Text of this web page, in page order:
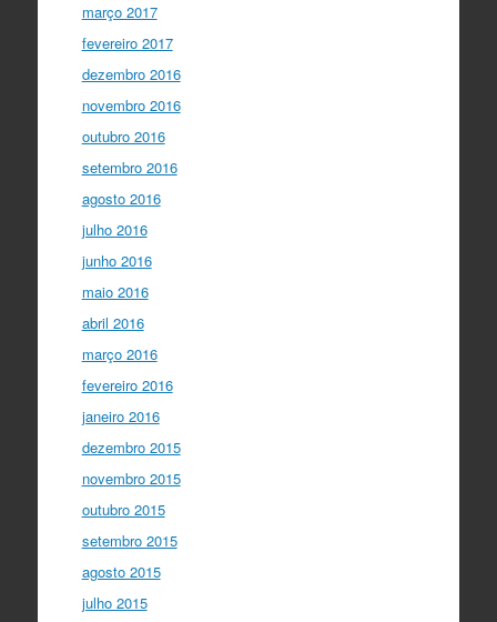
março 2017
fevereiro 2017
dezembro 2016
novembro 2016
outubro 2016
setembro 2016
agosto 2016
julho 2016
junho 2016
maio 2016
abril 2016
março 2016
fevereiro 2016
janeiro 2016
dezembro 2015
novembro 2015
outubro 2015
setembro 2015
agosto 2015
julho 2015